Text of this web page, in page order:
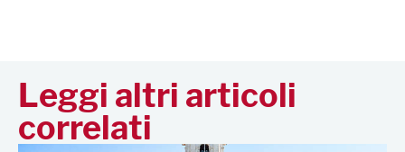
Leggi altri articoli
correlati